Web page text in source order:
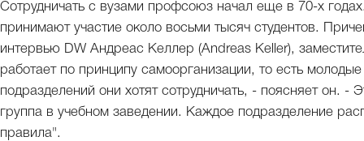
Сотрудничать с вузами профсоюз начал еще в 70-х
принимают участие около восьми тысяч студентов.
интервью DW Андреас Келлер (Andreas Keller),
работает по принципу самоорганизации, то есть
подразделений они хотят сотрудничать, - поясняет он.
группа в учебном заведении. Каждое подразделение
правила".